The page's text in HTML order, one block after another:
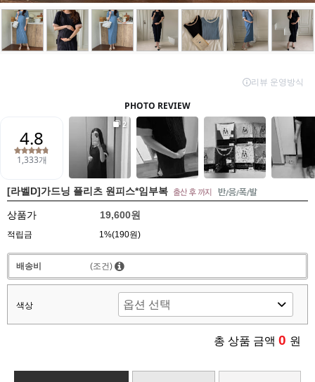
[라벨D]가드닝 플리츠 원피스*임부복
상품가 19,600원
적립금 1%(190원)
배송비 (조건)
색상
총 상품 금액 0 원